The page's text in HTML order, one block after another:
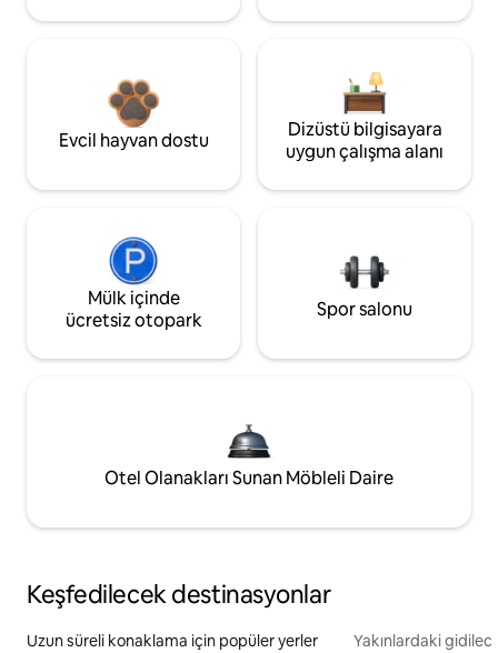
Evcil hayvan dostu
Dizüstü bilgisayara
uygun çalışma alanı
Mülk içinde
ücretsiz otopark
Spor salonu
Otel Olanakları Sunan Möbleli Daire
Keşfedilecek destinasyonlar
Uzun süreli konaklama için popüler yerler Yakınlardaki